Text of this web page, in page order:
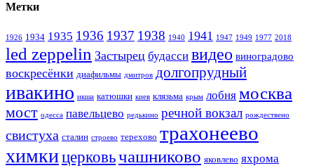
Метки
1926 1934 1935 1936 1937 1938 1940 1941 1947 1949 1977 2018
led zeppelin Застырец будасси видео виноградово
воскресёнки диафильмы дмитров долгопрудный
ивакино икша катюшки киев клязьма крым лобня москва
мост одесса павельцево редькино речной вокзал рождествено
свистуха сталин строево терехово трахонеево
химкицерковьчашниково яковлево яхрома